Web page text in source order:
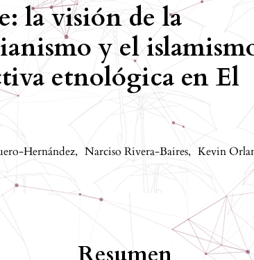
la visión de la
y el
etnológica en El
Hernández, Narciso Rivera-Baires, Kevin